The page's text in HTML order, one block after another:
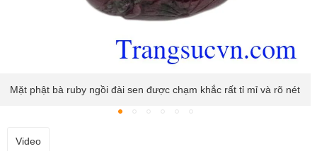
Mặt phật bà ruby ngồi đài sen được chạm khắc rất tỉ mỉ và rõ nét
Video